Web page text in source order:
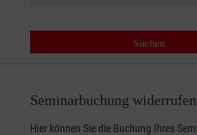
Seminarbuchung widerrufen
Hier können Sie die Buchung Ihres